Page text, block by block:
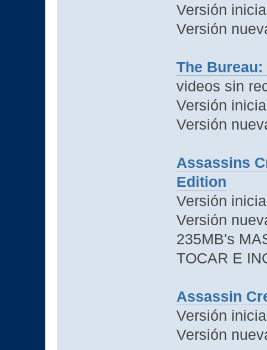
Versión
Versión
The
videos sin
Versión
Versión
Assassins
Edition
Versión
Versión
235MB's
TOCAR E
Assassin
Versión
Versión